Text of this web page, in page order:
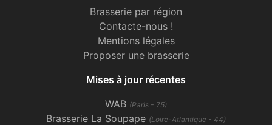
Brasserie par région
Contacte-nous !
Mentions légales
Proposer une brasserie
Mises à jour récentes
WAB (Paris - 75)
Brasserie La Soupape (Loire-Atlantique - 44)